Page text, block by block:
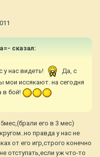
сказал:
нас видеть!
Да, с
иссякают. на сегодня
в бой!
его в 3 мес)
правда у нас не
от его игр,строго конечно
отступать,если уж что-то